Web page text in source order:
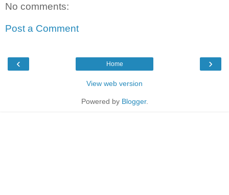
No comments:
Post a Comment
‹ ›
Home
View web version
Powered by Blogger.